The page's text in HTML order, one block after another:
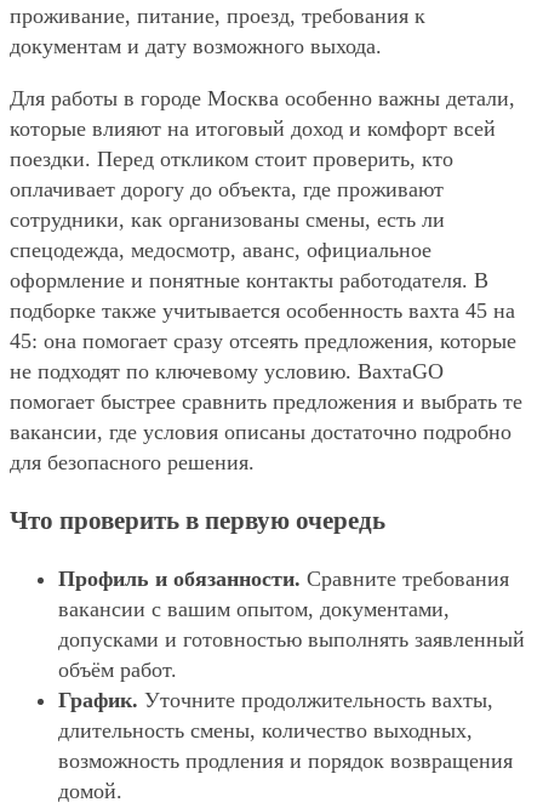
проживание, питание, проезд, требования к
документам и дату возможного выхода.
Для работы в городе Москва особенно важны детали,
которые влияют на итоговый доход и комфорт всей
поездки. Перед откликом стоит проверить, кто
оплачивает дорогу до объекта, где проживают
сотрудники, как организованы смены, есть ли
спецодежда, медосмотр, аванс, официальное
оформление и понятные контакты работодателя. В
подборке также учитывается особенность вахта 45 на
45: она помогает сразу отсеять предложения, которые
не подходят по ключевому условию. ВахтаGO
помогает быстрее сравнить предложения и выбрать те
вакансии, где условия описаны достаточно подробно
для безопасного решения.
Что проверить в первую очередь
Профиль и обязанности. Сравните требования
вакансии с вашим опытом, документами,
допусками и готовностью выполнять заявленный
объём работ.
График. Уточните продолжительность вахты,
длительность смены, количество выходных,
возможность продления и порядок возвращения
домой.